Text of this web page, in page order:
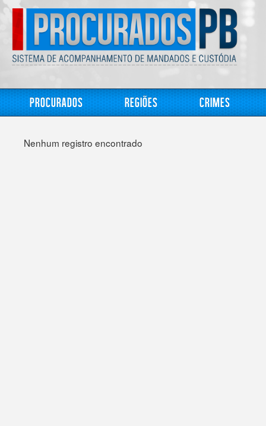
Procurados Regiões Crimes
Nenhum registro encontrado